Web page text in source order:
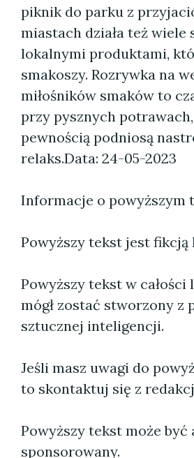
piknik do parku z
miastach działa też wiele
lokalnymi produktami,
smakoszy. Rozrywka na
miłośników smaków to
przy pysznych
pewnością podniosą
relaks.Data: 24-05-2023
Informacje o powyższym
Powyższy tekst jest fikcją
Powyższy tekst w całości
mógł zostać stworzony z
sztucznej inteligencji.
Jeśli masz uwagi do
to skontaktuj się z
Powyższy tekst może być
sponsorowany.